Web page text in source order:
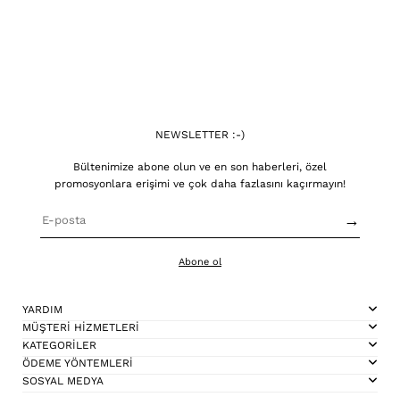
NEWSLETTER :-)
Bültenimize abone olun ve en son haberleri, özel
promosyonlara erişimi ve çok daha fazlasını kaçırmayın!
→
Abone ol
YARDIM
MÜŞTERİ HİZMETLERİ
KATEGORİLER
ÖDEME YÖNTEMLERİ
SOSYAL MEDYA